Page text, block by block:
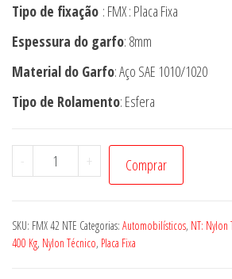
Tipo de fixação : FMX : Placa Fixa
Espessura do garfo: 8mm
Material do Garfo: Aço SAE 1010/1020
Tipo de Rolamento: Esfera
-
Rodízio
FMX
NTE
quantidade
+ Comprar
SKU: FMX 42 NTE Categorias: Automobilísticos, NT: Nylon
400 Kg, Nylon Técnico, Placa Fixa